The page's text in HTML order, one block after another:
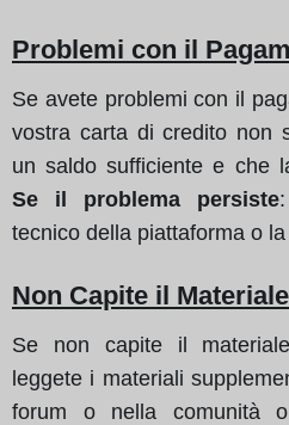
Problemi con il
Se avete problemi con il
vostra carta di credito non
un saldo sufficiente e che
Se il problema persiste
tecnico della piattaforma o
Non Capite il Materiale
Se non capite il
leggete i materiali
forum o nella comunità